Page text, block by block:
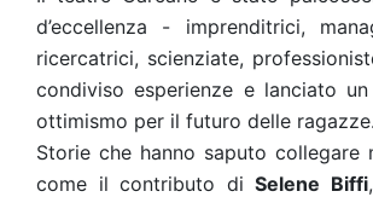
d’eccellenza - imprenditrici,
ricercatrici, scienziate,
condiviso esperienze e lanciato
ottimismo per il futuro delle ragazze.
Storie che hanno saputo collegare
come il contributo di Selene Biffi